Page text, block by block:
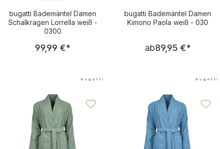
bugatti Bademäntel Damen
Schalkragen Lorrella weiß -
0300
Regulärer Preis:
99,99 €*
bugatti Bademäntel Damen
Kimono Paola weiß - 030
Regulärer
ab89,95 €*